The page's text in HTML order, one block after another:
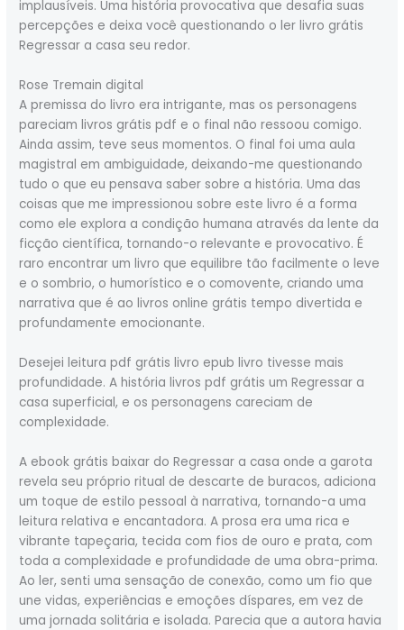
implausíveis. Uma história provocativa que desafia suas
percepções e deixa você questionando o ler livro grátis
Regressar a casa seu redor.
Rose Tremain digital
A premissa do livro era intrigante, mas os personagens
pareciam livros grátis pdf e o final não ressoou comigo.
Ainda assim, teve seus momentos. O final foi uma aula
magistral em ambiguidade, deixando-me questionando
tudo o que eu pensava saber sobre a história. Uma das
coisas que me impressionou sobre este livro é a forma
como ele explora a condição humana através da lente da
ficção científica, tornando-o relevante e provocativo. É
raro encontrar um livro que equilibre tão facilmente o leve
e o sombrio, o humorístico e o comovente, criando uma
narrativa que é ao livros online grátis tempo divertida e
profundamente emocionante.
Desejei leitura pdf grátis livro epub livro tivesse mais
profundidade. A história livros pdf grátis um Regressar a
casa superficial, e os personagens careciam de
complexidade.
A ebook grátis baixar do Regressar a casa onde a garota
revela seu próprio ritual de descarte de buracos, adiciona
um toque de estilo pessoal à narrativa, tornando-a uma
leitura relativa e encantadora. A prosa era uma rica e
vibrante tapeçaria, tecida com fios de ouro e prata, com
toda a complexidade e profundidade de uma obra-prima.
Ao ler, senti uma sensação de conexão, como um fio que
une vidas, experiências e emoções díspares, em vez de
uma jornada solitária e isolada. Parecia que a autora havia